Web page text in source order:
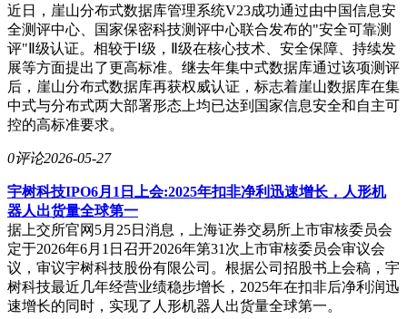
近日，崖山分布式数据库管理系统V23成功通过由中国信息安
全测评中心、国家保密科技测评中心联合发布的"安全可靠测
评"Ⅱ级认证。相较于Ⅰ级，Ⅱ级在核心技术、安全保障、持续发
展等方面提出了更高标准。继去年集中式数据库通过该项测评
后，崖山分布式数据库再获权威认证，标志着崖山数据库在集
中式与分布式两大部署形态上均已达到国家信息安全和自主可
控的高标准要求。
0评论2026-05-27
宇树科技IPO6月1日上会:2025年扣非净利迅速增长，人形机
器人出货量全球第一
据上交所官网5月25日消息，上海证券交易所上市审核委员会
定于2026年6月1日召开2026年第31次上市审核委员会审议会
议，审议宇树科技股份有限公司。根据公司招股书上会稿，宇
树科技最近几年经营业绩稳步增长，2025年在扣非后净利润迅
速增长的同时，实现了人形机器人出货量全球第一。